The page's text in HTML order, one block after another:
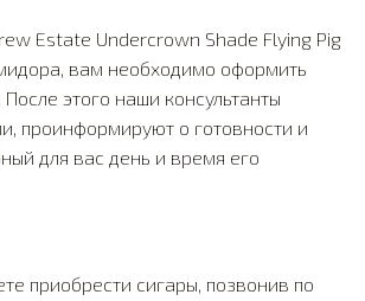
Estate Undercrown Shade Flying Pig
вам необходимо оформить
После этого наши консультанты
проинформируют о готовности и
для вас день и время его
приобрести сигары, позвонив по